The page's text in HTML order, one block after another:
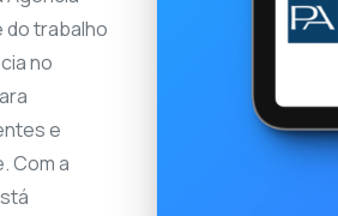
do trabalho
no
e
Com a